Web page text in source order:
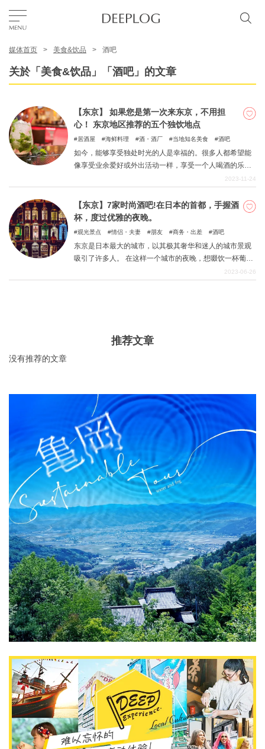
区域
简体中文
USD
网站营运公司
媒体首页 美食&饮品 酒吧
关於「美食&饮品」「酒吧」的文章
【东京】 如果您是第一次来东京，不用担
心！ 东京地区推荐的五个独饮地点
居酒屋 海鲜料理 酒・酒厂 当地知名美食 酒吧
如今，能够享受独处时光的人是幸福的。很多人都希望能
像享受业余爱好或外出活动一样，享受一个人喝酒的乐
趣。然而，第一次独自外出喝酒需要一些勇气。酒吧和其
方。本期，我们为您推荐东京地区最适合一个人喝酒的五
家居酒屋和酒吧。在选择饮酒场所时，请将它们作为参
考。
2023-11-24
【东京】7家时尚酒吧!在日本的首都，手握酒
杯，度过优雅的夜晚。
观光景点 情侣・夫妻 朋友 商务・出差 酒吧
东京是日本最大的城市，以其极其奢华和迷人的城市景观
吸引了许多人。 在这样一个城市的夜晚，想啜饮一杯葡萄
酒，是一件很成熟的事情。在感受东京城市景观的同时，
2023-06-26
推荐文章
没有推荐的文章